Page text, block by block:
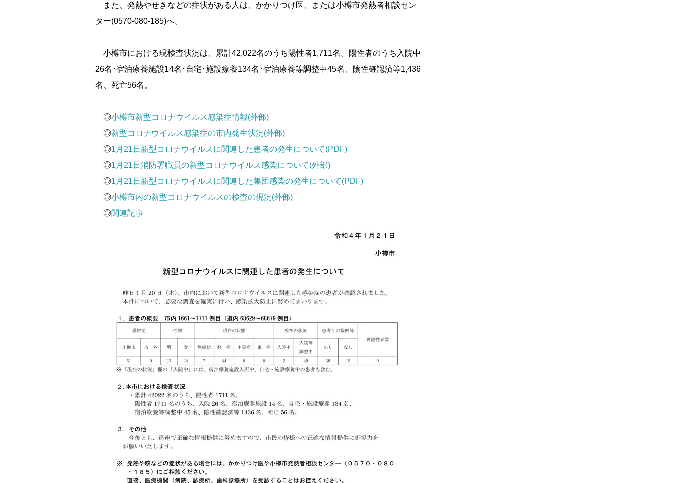
また、発熱やせきなどの症状がある人は、かかりつけ医、または小樽市発熱者相談セン
ター(0570-080-185)へ。
小樽市における現検査状況は、累計42,022名のうち陽性者1,711名。陽性者のうち入院中
26名･宿泊療養施設14名･自宅･施設療養134名･宿泊療養等調整中45名、陰性確認済等1,436
名、死亡56名。
◎小樽市新型コロナウイルス感染症情報(外部)
◎新型コロナウイルス感染症の市内発生状況(外部)
◎1月21日新型コロナウイルスに関連した患者の発生について(PDF)
◎1月21日消防署職員の新型コロナウイルス感染について(外部)
◎1月21日新型コロナウイルスに関連した集団感染の発生について(PDF)
◎小樽市内の新型コロナウイルスの検査の現況(外部)
◎関連記事